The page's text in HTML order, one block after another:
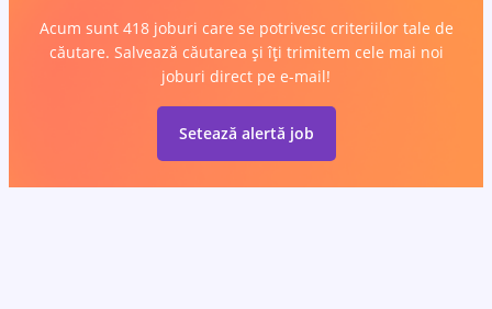
Acum sunt 418 joburi care se potrivesc criteriilor tale de
căutare. Salvează căutarea și îți trimitem cele mai noi
joburi direct pe e-mail!
Setează alertă job